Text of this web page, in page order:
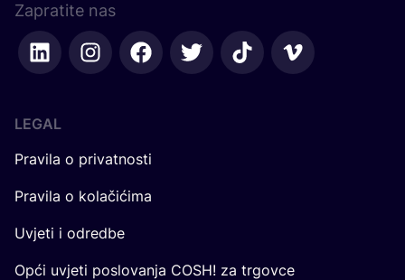
Zapratite nas
LEGAL
Pravila o privatnosti
Pravila o kolačićima
Uvjeti i odredbe
Opći uvjeti poslovanja COSH! za trgovce